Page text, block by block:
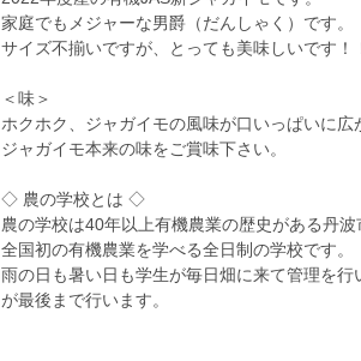
家庭でもメジャーな男爵（だんしゃく）です。
サイズ不揃いですが、とっても美味しいです！
＜味＞
ホクホク、ジャガイモの風味が口いっぱいに広
ジャガイモ本来の味をご賞味下さい。
◇ 農の学校とは ◇
農の学校は40年以上有機農業の歴史がある丹
全国初の有機農業を学べる全日制の学校です。
雨の日も暑い日も学生が毎日畑に来て管理を
が最後まで行います。